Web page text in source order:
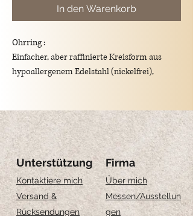
In den Warenkorb
Ohrring:
Einfacher, aber raffinierte Kreisform aus
hypoallergenem Edelstahl (nickelfrei),
Durchmesser: 1.5 cm
Unterstützung
Kontaktiere mich
Versand &
Rücksendungen
Firma
Über mich
Messen/Ausstellun
gen